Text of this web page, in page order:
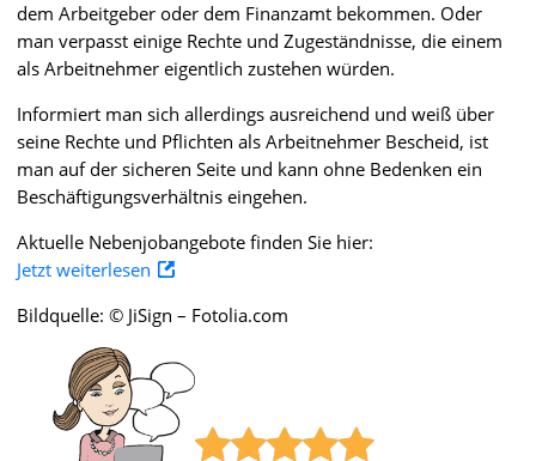
dem Arbeitgeber oder dem Finanzamt bekommen. Oder
man verpasst einige Rechte und Zugeständnisse, die einem
als Arbeitnehmer eigentlich zustehen würden.
Informiert man sich allerdings ausreichend und weiß über
seine Rechte und Pflichten als Arbeitnehmer Bescheid, ist
man auf der sicheren Seite und kann ohne Bedenken ein
Beschäftigungsverhältnis eingehen.
Aktuelle Nebenjobangebote finden Sie hier:
Jetzt weiterlesen
Bildquelle: © JiSign – Fotolia.com